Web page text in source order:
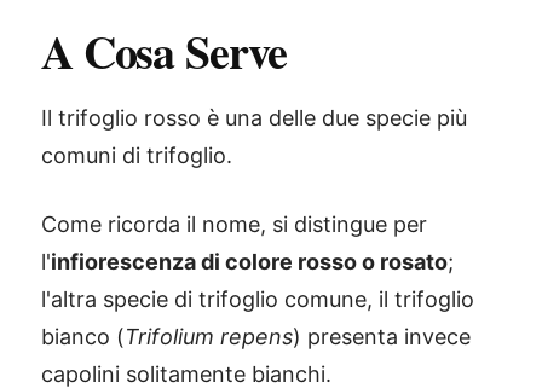
A Cosa Serve
Il trifoglio rosso è una delle due specie più
comuni di trifoglio.
Come ricorda il nome, si distingue per
l'infiorescenza di colore rosso o rosato;
l'altra specie di trifoglio comune, il trifoglio
bianco (Trifolium repens) presenta invece
capolini solitamente bianchi.